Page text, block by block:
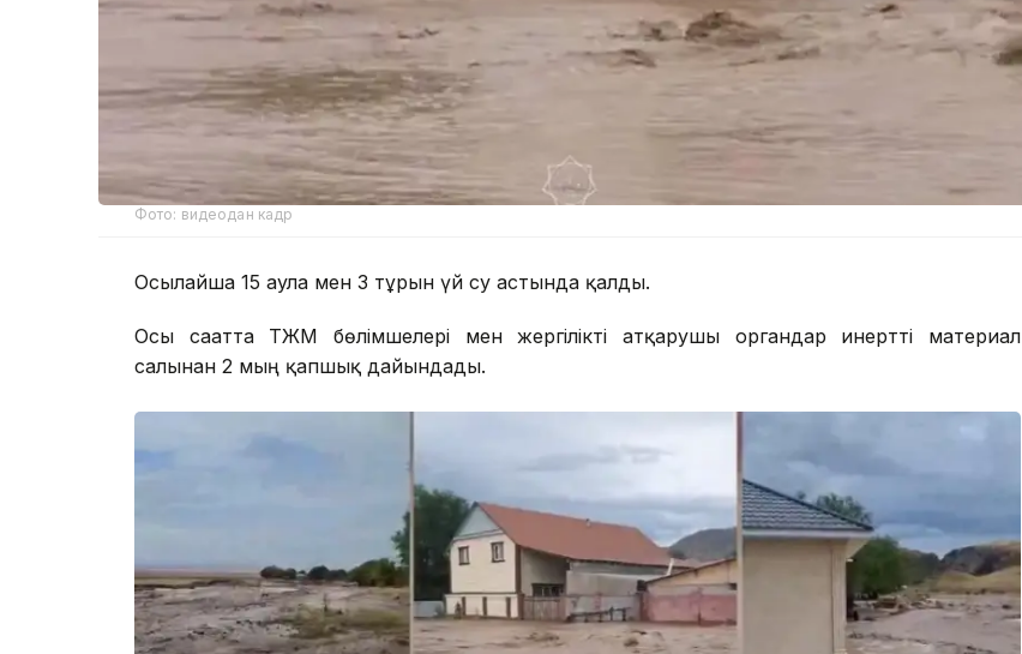
Фото: видеодан кадр
Осылайша 15 аула мен 3 тұрғын үй су астында қалды.
Осы сағатта ТЖМ бөлімшелері мен жергілікті атқарушы органдар инертті материал
салынған 2 мың қапшық дайындады.